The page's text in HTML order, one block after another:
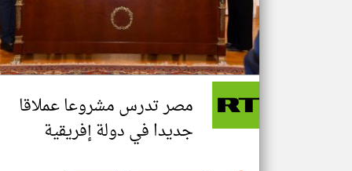
مصر تدرس مشروعا عملاقا
جديدا في دولة إفريقية